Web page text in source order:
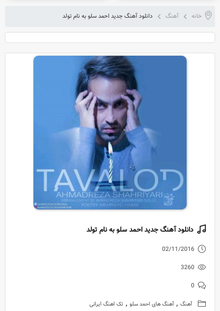
خانه آهنگ دانلود آهنگ جدید احمد سلو به نام تولد
دانلود آهنگ جدید احمد سلو به نام تولد
02/11/2016
3260
0
آهنگ , آهنگ های احمد سلو , تک اهنگ ایرانی